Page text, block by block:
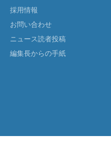
採用情報
お問い合わせ
ニュース読者投稿
編集長からの手紙